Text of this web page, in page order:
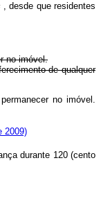
, desde que residentes
no imóvel.
de qualquer
no imóvel.
2009)
durante 120 (cento